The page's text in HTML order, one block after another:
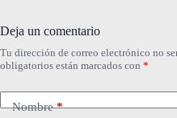
Deja un comentario
Tu dirección de correo electrónico no
obligatorios están marcados con *
Nombre*